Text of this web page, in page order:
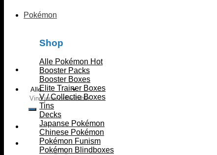
Zoeken
naar:
Pokémon
Shop
Alle Pokémon
Booster Packs
Booster Boxes
Elite Trainer Boxes
V / Collectie Boxes
Tins
Decks
Japanse Pokémon
Chinese Pokémon
Pokémon Funism
Pokémon Blindboxes